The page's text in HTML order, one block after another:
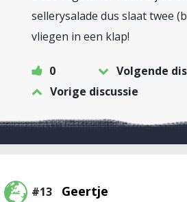
sellerysalade dus slaat twee
vliegen in een klap!
0
Volgende
Vorige discussie
#13 Geertje